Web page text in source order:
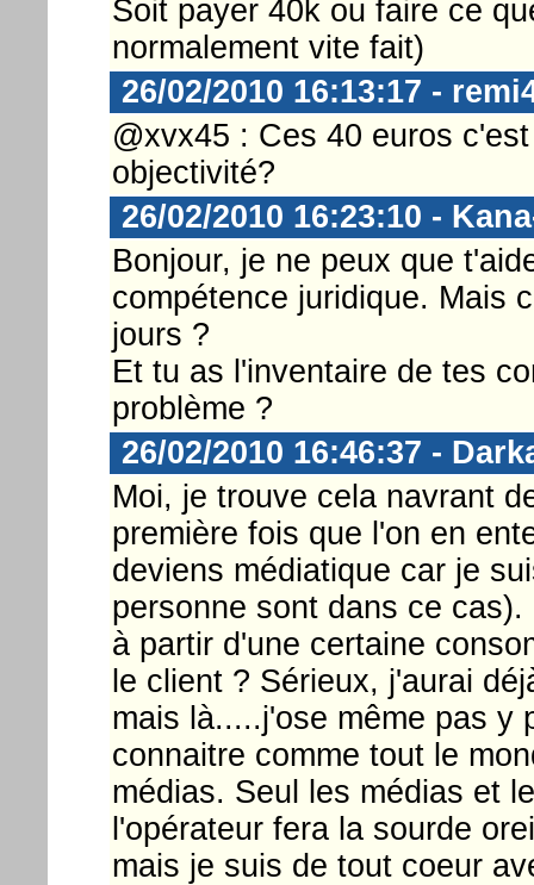
Soit payer 40k ou faire ce
normalement vite fait)
26/02/2010 16:13:17 -
@xvx45 : Ces 40 euros
objectivité?
26/02/2010 16:23:10 -
Bonjour, je ne peux que
compétence juridique. Mais
jours ?
Et tu as l'inventaire de tes
problème ?
26/02/2010 16:46:37 -
Moi, je trouve cela navrant
première fois que l'on en
deviens médiatique car je
personne sont dans ce
à partir d'une certaine
le client ? Sérieux, j'aurai
mais là.....j'ose même pas y
connaitre comme tout le
médias. Seul les médias et
l'opérateur fera la sourde
mais je suis de tout coeur